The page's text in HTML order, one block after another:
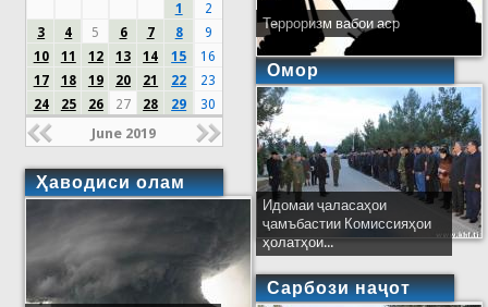
1
2
3
4 5 6 7 8
9
10
11 12 13 14 15
16
17
18 19 20 21 22
23
24
25 26 27 28 29 30
June 2019
Ҳаводиси олам
Терроризм вабои аср
Омор
Идомаи ҷаласаҳои
ҷамъбастии Комиссияҳои
ҳолатҳои...
Сарбози наҷот